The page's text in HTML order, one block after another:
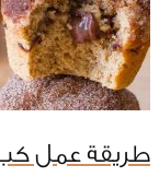
طريقة عمل